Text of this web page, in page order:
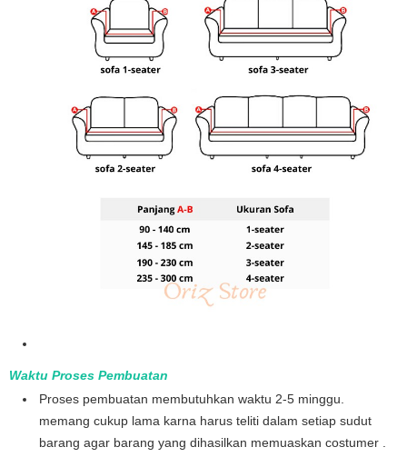
Waktu Proses Pembuatan
Proses pembuatan membutuhkan waktu 2-5 minggu.
memang cukup lama karna harus teliti dalam setiap sudut
barang agar barang yang dihasilkan memuaskan costumer .